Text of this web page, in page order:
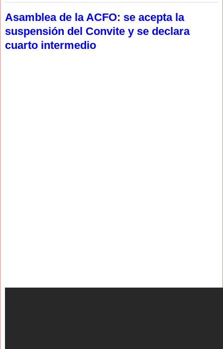
Asamblea de la ACFO: se acepta la
suspensión del Convite y se declara
cuarto intermedio